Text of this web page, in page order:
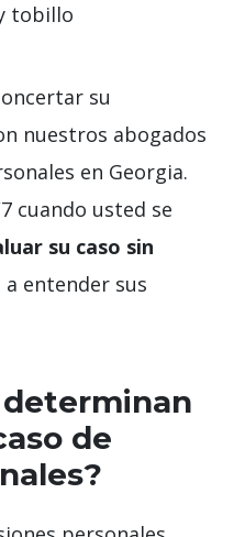
tobillo
su
nuestros abogados
en Georgia.
cuando usted se
su caso sin
a entender sus
de